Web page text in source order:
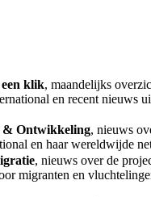
klik, maandelijks
en recent nieuws
& Ontwikkeling, nieuws
en haar wereldwijde
, nieuws over de
migranten en